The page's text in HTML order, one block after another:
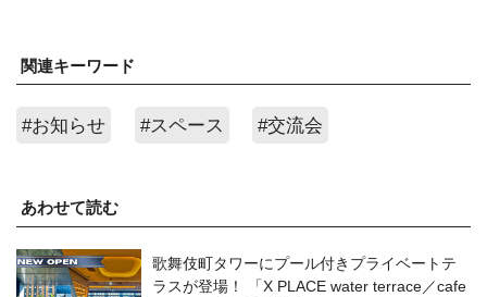
関連キーワード
#お知らせ #スペース #交流会
あわせて読む
歌舞伎町タワーにプール付きプライベートテ
ラスが登場！ 「X PLACE water terrace／cafe